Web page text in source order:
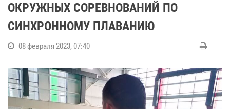
ОКРУЖНЫХ СОРЕВНОВАНИЙ ПО
СИНХРОННОМУ ПЛАВАНИЮ
08 февраля 2023, 07:40